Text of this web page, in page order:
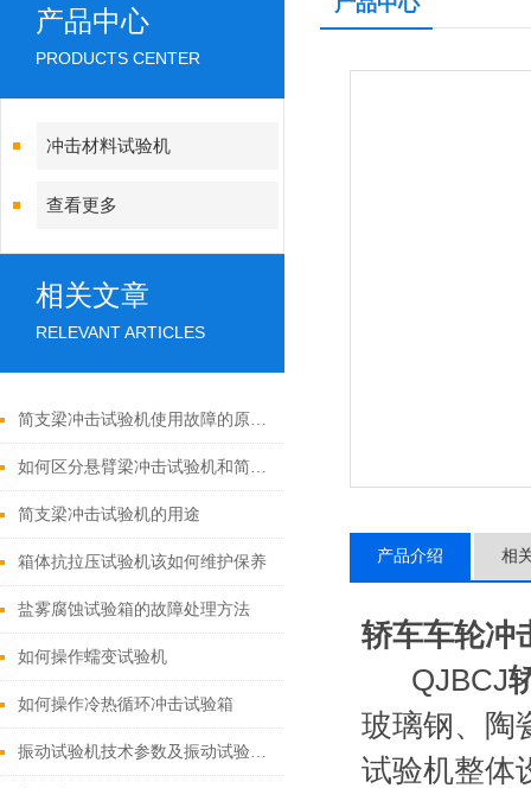
产品中心
PRODUCTS CENTER
冲击材料试验机
查看更多
相关文章
RELEVANT ARTICLES
简支梁冲击试验机使用故障的原因分析
如何区分悬臂梁冲击试验机和简支梁冲击试验机
简支梁冲击试验机的用途
箱体抗拉压试验机该如何维护保养
盐雾腐蚀试验箱的故障处理方法
如何操作蠕变试验机
如何操作冷热循环冲击试验箱
振动试验机技术参数及振动试验的效应（QJDZT-1）
产品介绍 相
轿车车轮冲
QJBCJ
玻璃钢、陶
试验机整体